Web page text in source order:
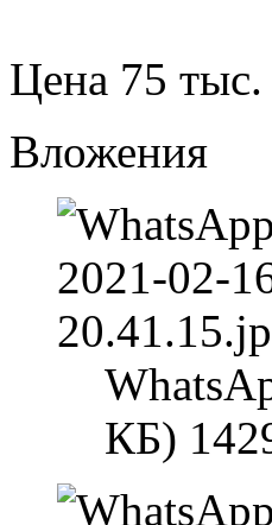
Цена 75 тыс.
Вложения
КБ)